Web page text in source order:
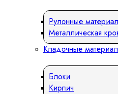
Рулонные
Металлическая
Кладочные
Блоки
Кирпич